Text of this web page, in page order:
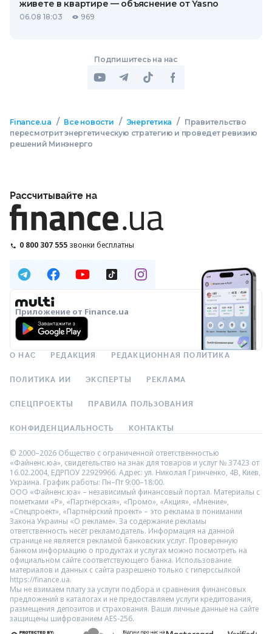
живете в квартире — объяснение от Yasno
06.08 18:03 969
Подпишитесь на нас
Finance.ua / Все новости / Энергетика /
Правительство
пересмотрит энергетическую стратегию и проведет ревизию
решений Минэнерго
Рассчитывайте на
0 800 307 555 звонки бесплатны
Приложение от Finance.ua
О НАС РЕДАКЦИЯ РЕДАКЦИОННАЯ ПОЛИТИКА
ПОЛИТИКА ИИ ЭКСПЕРТЫ РЕКЛАМА
СПЕЦПРОЕКТЫ ПРАВИЛА ПОЛЬЗОВАНИЯ
КОНФИДЕНЦИАЛЬНОСТЬ КОНТАКТЫ
© 2000–2026 Общество с ограниченной ответственностью
«Файненс.юа», свидетельство на знак для товаров и услуг № 37423 от
16.02.2004, ЕДРПОУ 22929966. Адрес: ул. Николая Гринченко, 4В, Киев,
Украина. График работы: Пн–Пт 9:00–18:00.
ООО «Файненс.юа» – независимый финансовый портал. Материалы с
пометками «Р», «Партнёрская», «Промо», «Акция», «Мнение»,
«Спецпроект», «Партнёрский проект» – это реклама в понимании
Закона Украины «О рекламе». За содержание рекламы
ответственность несёт рекламодатель. Информация на данной
странице не является рекламой банковских услуг. Проверенную
банком информацию о продуктах и услугах можно посмотреть на
официальном сайте соответствующего банка. Использование
материалов и данных с сайта разрешено только с гиперссылкой
https://finance.ua.
Мы не взимаем плату за услуги подбора и сравнения финансовых
предложений в каталогах и не предоставляем услуги кредитования,
размещения депозитов и страхования. Ваши личные данные на сайте
защищены шифрованием AES-256.